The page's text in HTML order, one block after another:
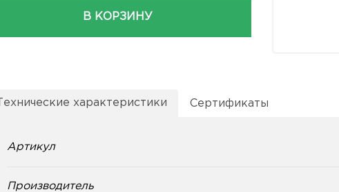
В КОРЗИНУ
Технические характеристики Сертификаты
Артикул
Производитель